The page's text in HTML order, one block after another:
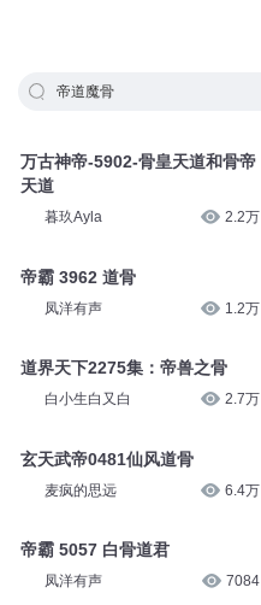
帝道魔骨
万古神帝-5902-骨皇天道和骨帝
天道
暮玖Ayla 2.2万
帝霸 3962 道骨
凤洋有声 1.2万
道界天下2275集：帝兽之骨
白小生白又白 2.7万
玄天武帝0481仙风道骨
麦疯的思远 6.4万
帝霸 5057 白骨道君
凤洋有声 7084